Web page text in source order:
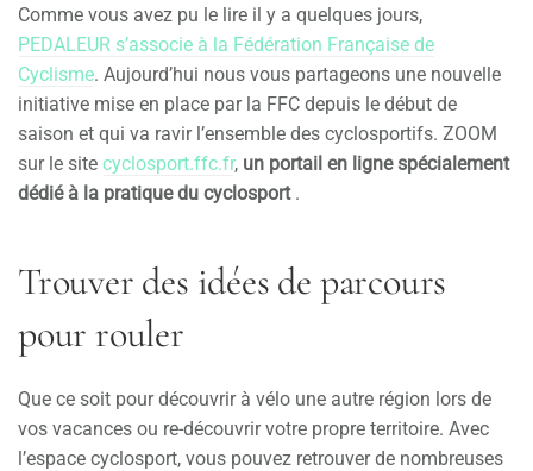
Comme vous avez pu le lire il y a quelques jours,
PEDALEUR s’associe à la Fédération Française de
Cyclisme. Aujourd’hui nous vous partageons une nouvelle
initiative mise en place par la FFC depuis le début de
saison et qui va ravir l’ensemble des cyclosportifs. ZOOM
sur le site cyclosport.ffc.fr, un portail en ligne spécialement
dédié à la pratique du cyclosport.
Trouver des idées de parcours
pour rouler
Que ce soit pour découvrir à vélo une autre région lors de
vos vacances ou re-découvrir votre propre territoire. Avec
l’espace cyclosport, vous pouvez retrouver de nombreuses